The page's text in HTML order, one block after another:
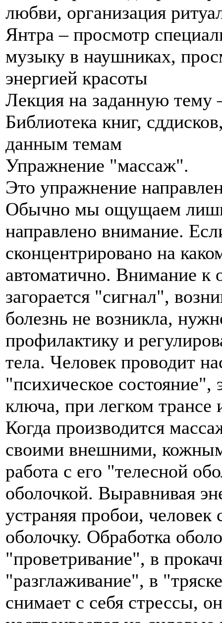
любви, организация
Янтра – просмотр
музыку в наушниках,
энергией красоты
Лекция на заданную тему
Библиотека книг,
данным темам
Упражнение "массаж".
Это упражнение
Обычно мы ощущаем лишь
направлено внимание.
сконцентрировано на
автоматично. Внимание к
загорается "сигнал",
болезнь не возникла,
профилактику и
тела. Человек проводит
"психическое состояние",
ключа, при легком
Когда производится
своими внешними,
работа с его "телесной
оболочкой. Выравнивая
устраняя пробои,
оболочку. Обработка
"проветривание", в
"разглаживание", в
снимает с себя стрессы,